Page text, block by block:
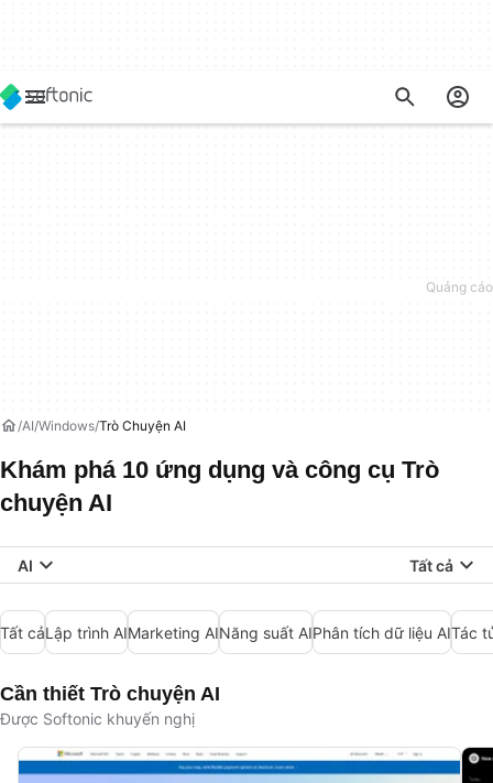
AI Windows Trò Chuyện AI
Khám phá 10 ứng dụng và công cụ Trò
chuyện AI
AI Tất cả
Tất cảLập trình AIMarketing AINăng suất AIPhân tích dữ liệu AITác
Cần thiết Trò chuyện AI
Được Softonic khuyến nghị